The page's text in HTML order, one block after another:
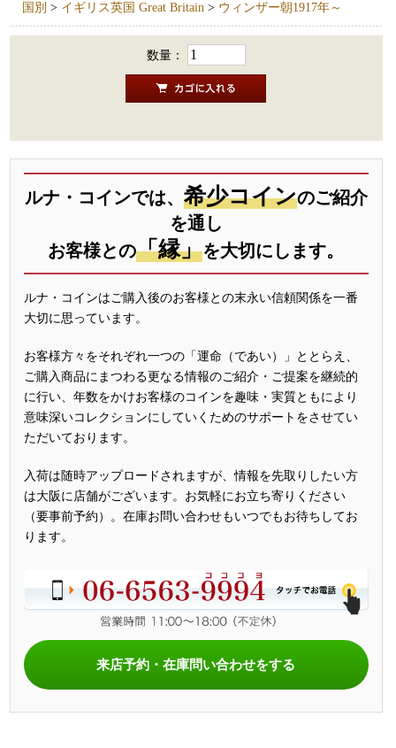
国別 > イギリス英国 Great Britain > ウィンザー朝1917年～
数量：
ルナ・コインでは、 希少コインのご紹介
を通し
お客様との「縁」を大切にします。
ルナ・コインはご購入後のお客様との末永い信頼関係を一番
大切に思っています。
お客様方々をそれぞれ一つの「運命（であい）」ととらえ、
ご購入商品にまつわる更なる情報のご紹介・ご提案を継続的
に行い、年数をかけお客様のコインを趣味・実質ともにより
意味深いコレクションにしていくためのサポートをさせてい
ただいております。
入荷は随時アップロードされますが、情報を先取りしたい方
は大阪に店舗がございます。お気軽にお立ち寄りください
（要事前予約）。在庫お問い合わせもいつでもお待ちしてお
ります。
来店予約・在庫問い合わせをする